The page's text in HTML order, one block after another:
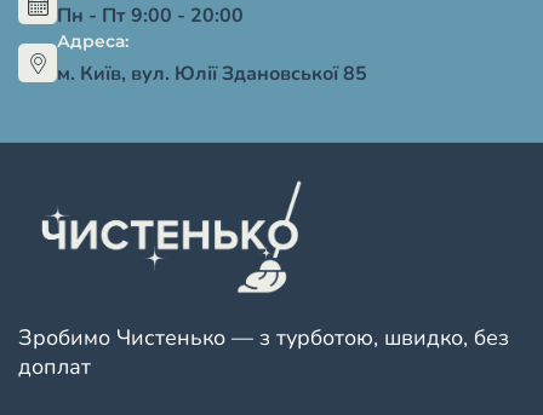
Пн - Пт 9:00 - 20:00
Адреса:
м. Київ, вул. Юлії Здановської 85
Зробимо Чистенько — з турботою, швидко, без
доплат